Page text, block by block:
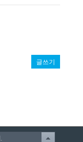
글쓰기